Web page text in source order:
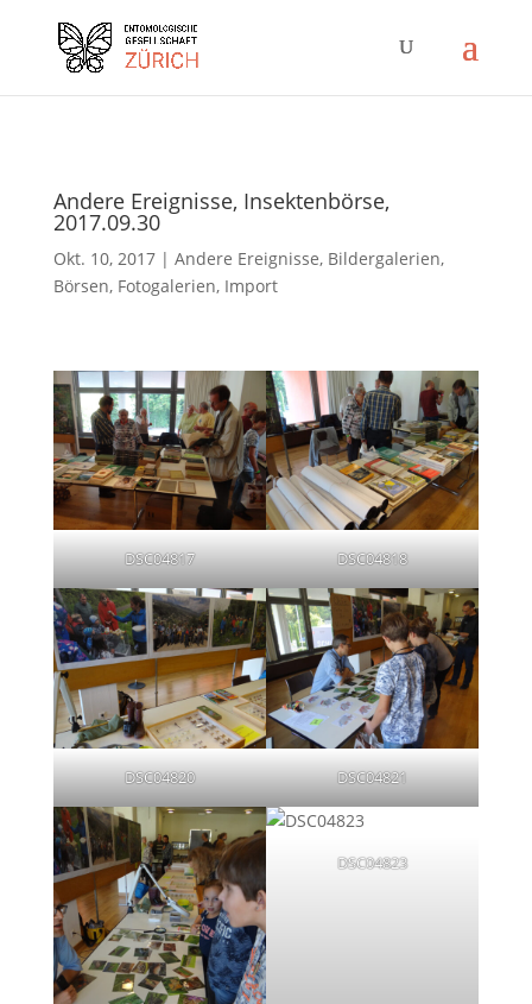
Andere Ereignisse, Insektenbörse,
2017.09.30
Okt. 10, 2017| Andere Ereignisse, Bildergalerien,
Börsen, Fotogalerien, Import
DSC04817 DSC04818
DSC04820 DSC04821
DSC04823